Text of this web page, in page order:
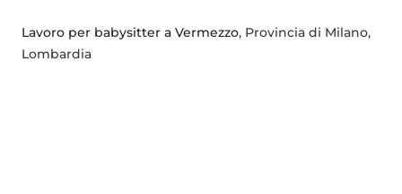
Lavoro per babysitter a Vermezzo, Provincia di Milano,
Lombardia